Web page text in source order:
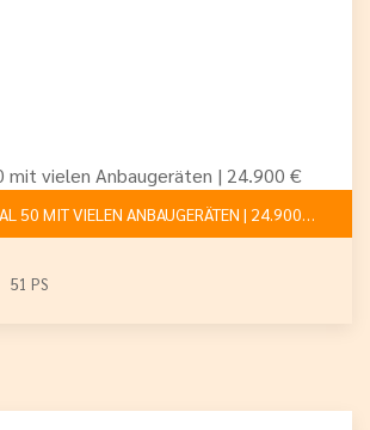
50 MIT VIELEN ANBAUGERÄTEN | 24.900 €
51 PS